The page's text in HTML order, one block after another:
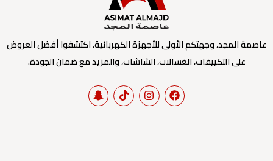
عاصمة المجد، وجهتكم الأولى للأجهزة الكهربائية. اكتشفوا أفضل العروض
على التكييفات، الغسالات، الشاشات، والمزيد مع ضمان الجودة.